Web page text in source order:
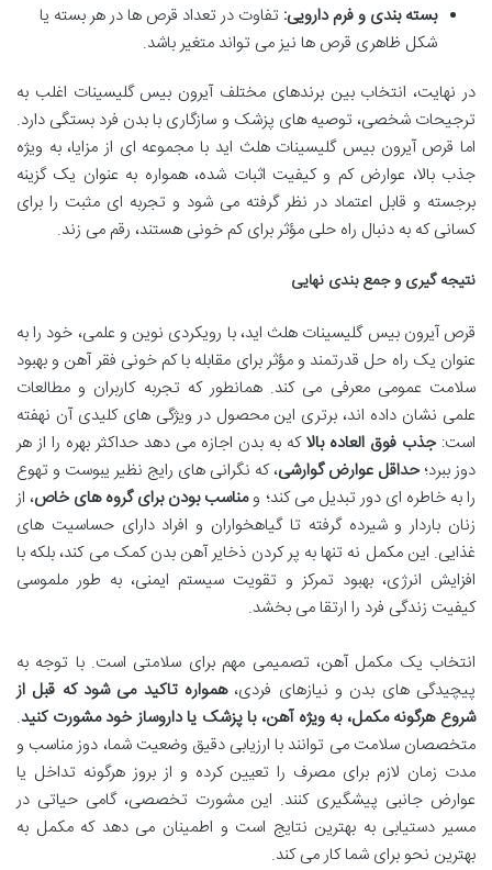
بسته بندی و فرم دارویی: تفاوت در تعداد قرص ها در هر بسته یا
شکل ظاهری قرص ها نیز می تواند متغیر باشد.
در نهایت، انتخاب بین برندهای مختلف آیرون بیس گلیسینات اغلب به
ترجیحات شخصی، توصیه های پزشک و سازگاری با بدن فرد بستگی دارد.
اما قرص آیرون بیس گلیسینات هلث اید با مجموعه ای از مزایا، به ویژه
جذب بالا، عوارض کم و کیفیت اثبات شده، همواره به عنوان یک گزینه
برجسته و قابل اعتماد در نظر گرفته می شود و تجربه ای مثبت را برای
کسانی که به دنبال راه حلی مؤثر برای کم خونی هستند، رقم می زند.
نتیجه گیری و جمع بندی نهایی
قرص آیرون بیس گلیسینات هلث اید، با رویکردی نوین و علمی، خود را به
عنوان یک راه حل قدرتمند و مؤثر برای مقابله با کم خونی فقر آهن و بهبود
سلامت عمومی معرفی می کند. همانطور که تجربه کاربران و مطالعات
علمی نشان داده اند، برتری این محصول در ویژگی های کلیدی آن نهفته
است:جذب فوق العاده بالاکه به بدن اجازه می دهد حداکثر بهره را از هر
دوز ببرد؛حداقل عوارض گوارشی، که نگرانی های رایج نظیر یبوست و تهوع
را به خاطره ای دور تبدیل می کند؛ ومناسب بودن برای گروه های خاص، از
زنان باردار و شیرده گرفته تا گیاهخواران و افراد دارای حساسیت های
غذایی. این مکمل نه تنها به پر کردن ذخایر آهن بدن کمک می کند، بلکه با
افزایش انرژی، بهبود تمرکز و تقویت سیستم ایمنی، به طور ملموسی
کیفیت زندگی فرد را ارتقا می بخشد.
انتخاب یک مکمل آهن، تصمیمی مهم برای سلامتی است. با توجه به
پیچیدگی های بدن و نیازهای فردی،همواره تاکید می شود که قبل از
شروع هرگونه مکمل، به ویژه آهن، با پزشک یا داروساز خود مشورت کنید.
متخصصان سلامت می توانند با ارزیابی دقیق وضعیت شما، دوز مناسب و
مدت زمان لازم برای مصرف را تعیین کرده و از بروز هرگونه تداخل یا
عوارض جانبی پیشگیری کنند. این مشورت تخصصی، گامی حیاتی در
مسیر دستیابی به بهترین نتایج است و اطمینان می دهد که مکمل به
بهترین نحو برای شما کار می کند.